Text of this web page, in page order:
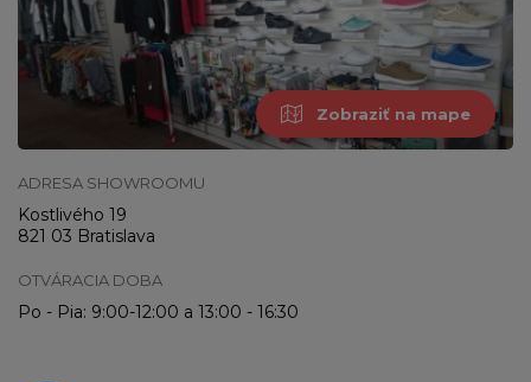
Zobraziť na mape
ADRESA SHOWROOMU
Kostlivého 19
821 03 Bratislava
OTVÁRACIA DOBA
Po - Pia: 9:00-12:00 a 13:00 - 16:30